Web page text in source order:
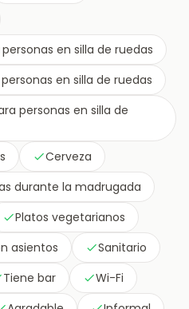
en silla de ruedas
en silla de ruedas
personas en silla de
Cerveza
durante la madrugada
Platos vegetarianos
asientos
Sanitario
Tiene bar
Wi-Fi